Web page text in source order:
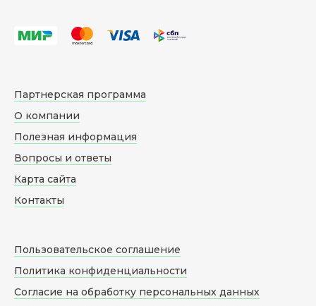
Партнерская программа
О компании
Полезная информация
Вопросы и ответы
Карта сайта
Контакты
Пользовательское соглашение
Политика конфиденциальности
Согласие на обработку персональных данных